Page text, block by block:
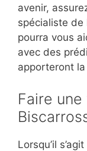
avenir,
spécialiste de
pourra vous
avec des
apporteront
Faire
Lorsqu’il